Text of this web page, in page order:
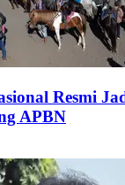
Resmi
APBN